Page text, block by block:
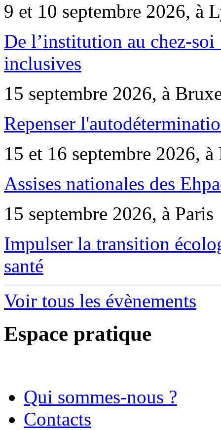
9 et 10 septembre 2026, à
De l’institution au chez-
inclusives
15 septembre 2026, à
Repenser
15 et 16 septembre 2026, à
Assises nationales des
15 septembre 2026, à Paris
Impulser la transition
santé
Voir tous les évènements
Espace pratique
Qui sommes-nous ?
Contacts